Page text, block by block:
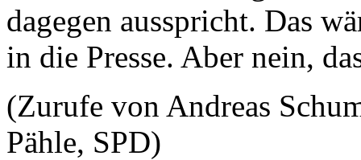
dagegen ausspricht. Das
in die Presse. Aber nein,
(Zurufe von Andreas
Pähle, SPD)